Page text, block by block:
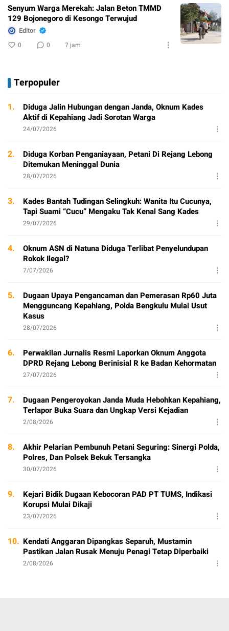
Senyum Warga Merekah: Jalan Beton TMMD
129 Bojonegoro di Kesongo Terwujud
Editor
0 0 7 jam
Terpopuler
1.
Diduga Jalin Hubungan dengan Janda, Oknum Kades
Aktif di Kepahiang Jadi Sorotan Warga
24/07/2026
2.
Diduga Korban Penganiayaan, Petani Di Rejang Lebong
Ditemukan Meninggal Dunia
28/07/2026
3.
Kades Bantah Tudingan Selingkuh: Wanita Itu Cucunya,
Tapi Suami “Cucu” Mengaku Tak Kenal Sang Kades
29/07/2026
4.
Oknum ASN di Natuna Diduga Terlibat Penyelundupan
Rokok Ilegal?
7/07/2026
5.
Dugaan Upaya Pengancaman dan Pemerasan Rp60 Juta
Mengguncang Kepahiang, Polda Bengkulu Mulai Usut
Kasus
28/07/2026
6.
Perwakilan Jurnalis Resmi Laporkan Oknum Anggota
DPRD Rejang Lebong Berinisial R ke Badan Kehormatan
27/07/2026
7.
Dugaan Pengeroyokan Janda Muda Hebohkan Kepahiang,
Terlapor Buka Suara dan Ungkap Versi Kejadian
2/08/2026
8.
Akhir Pelarian Pembunuh Petani Seguring: Sinergi Polda,
Polres, Dan Polsek Bekuk Tersangka
30/07/2026
9.
Kejari Bidik Dugaan Kebocoran PAD PT TUMS, Indikasi
Korupsi Mulai Dikaji
23/07/2026
10. Kendati Anggaran Dipangkas Separuh, Mustamin
Pastikan Jalan Rusak Menuju Penagi Tetap Diperbaiki
2/08/2026